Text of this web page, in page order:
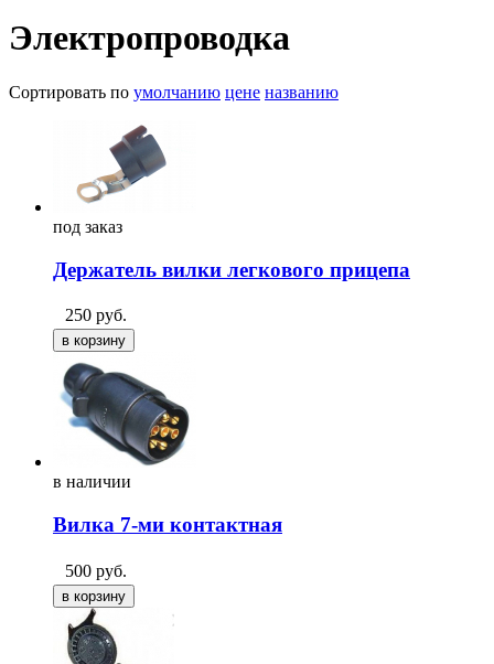
Электропроводка
Сортировать по умолчанию цене названию
под заказ
Держатель вилки легкового прицепа
250 руб.
в наличии
Вилка 7-ми контактная
500 руб.